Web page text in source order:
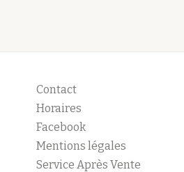
Contact
Horaires
Facebook
Mentions légales
Service Après Vente